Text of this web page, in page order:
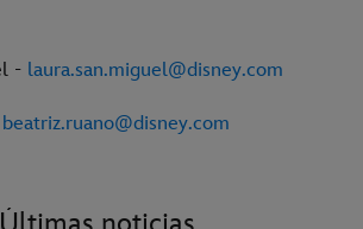
- laura.san.miguel@disney.com
beatriz.ruano@disney.com